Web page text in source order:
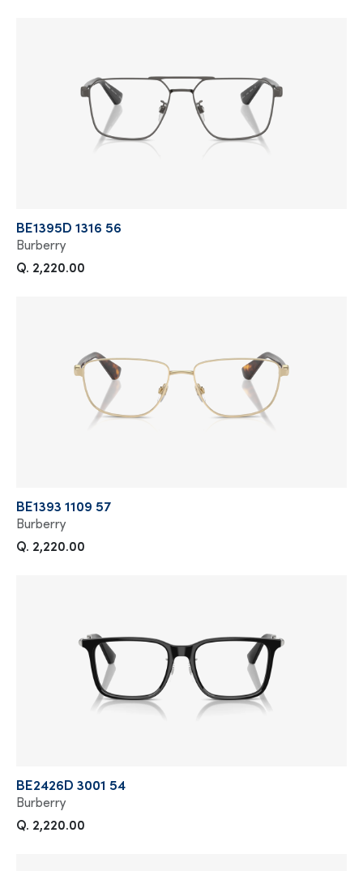
BE1395D 1316 56
Burberry
Q. 2,220.00
BE1393 1109 57
Burberry
Q. 2,220.00
BE2426D 3001 54
Burberry
Q. 2,220.00